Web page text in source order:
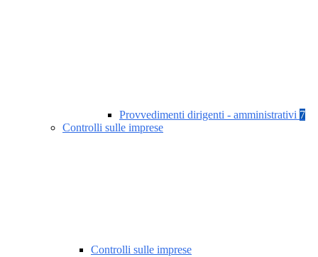
Provvedimenti dirigenti - amministrativi 7
Controlli sulle imprese
Controlli sulle imprese